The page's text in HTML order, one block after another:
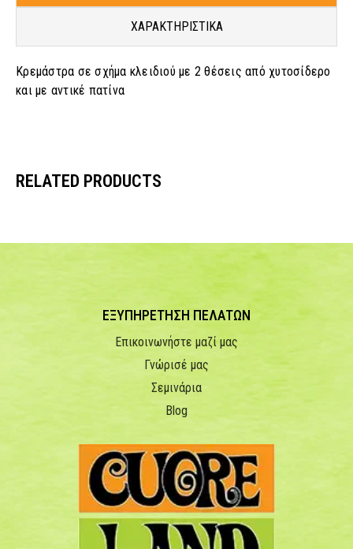
ΧΑΡΑΚΤΗΡΙΣΤΙΚΑ
Κρεμάστρα σε σχήμα κλειδιού με 2 θέσεις από χυτοσίδερο
και με αντικέ πατίνα
RELATED PRODUCTS
ΕΞΥΠΗΡΕΤΗΣΗ ΠΕΛΑΤΩΝ
Επικοινωνήστε μαζί μας
Γνώρισέ μας
Σεμινάρια
Blog